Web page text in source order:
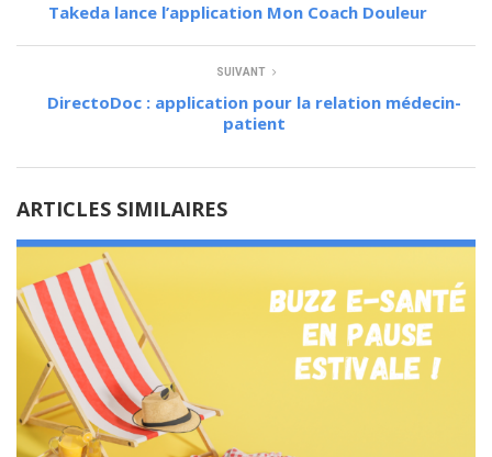
Takeda lance l’application Mon Coach Douleur
SUIVANT
DirectoDoc : application pour la relation médecin-
patient
ARTICLES SIMILAIRES